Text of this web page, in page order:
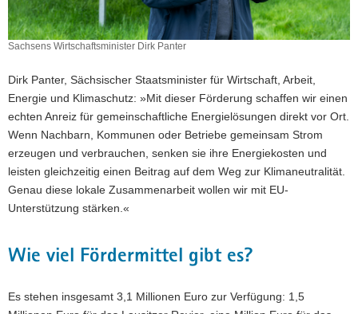
Sachsens Wirtschaftsminister Dirk Panter
Dirk Panter, Sächsischer Staatsminister für Wirtschaft, Arbeit,
Energie und Klimaschutz: »Mit dieser Förderung schaffen wir einen
echten Anreiz für gemeinschaftliche Energielösungen direkt vor Ort.
Wenn Nachbarn, Kommunen oder Betriebe gemeinsam Strom
erzeugen und verbrauchen, senken sie ihre Energiekosten und
leisten gleichzeitig einen Beitrag auf dem Weg zur Klimaneutralität.
Genau diese lokale Zusammenarbeit wollen wir mit EU-
Unterstützung stärken.«
Wie viel Fördermittel gibt es?
Es stehen insgesamt 3,1 Millionen Euro zur Verfügung: 1,5